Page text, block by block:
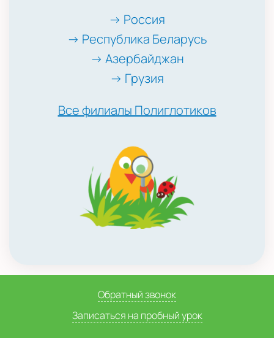
→ Россия
→ Республика Беларусь
→ Азербайджан
→ Грузия
Все филиалы Полиглотиков
Обратный звонок
Записаться на пробный урок